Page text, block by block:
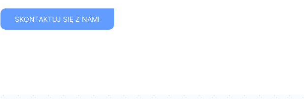
SKONTAKTUJ SIĘ Z NAMI